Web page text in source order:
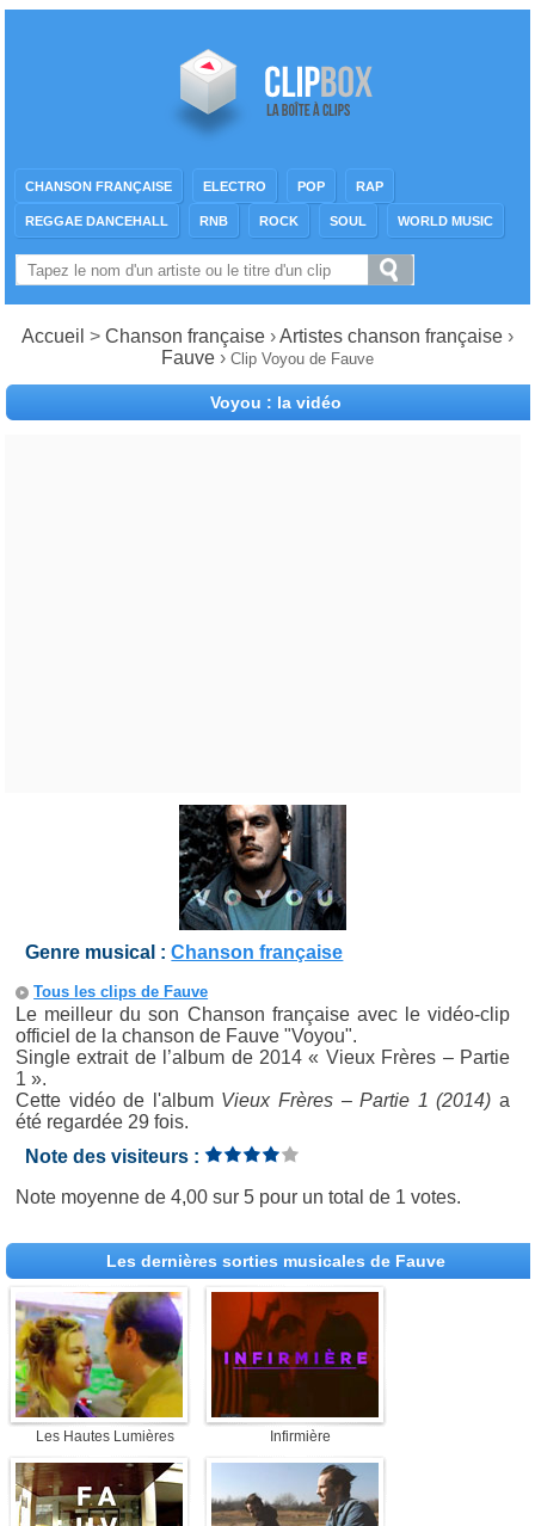
CHANSON FRANÇAISE ELECTRO POP RAP
REGGAE DANCEHALL RNB ROCK SOUL WORLD MUSIC
Accueil > Chanson française ›Artistes chanson française ›
Fauve › Clip Voyou de Fauve
Voyou : la vidéo
Genre musical :Chanson française
Tous les clips de Fauve
Le meilleur du son Chanson française avec le vidéo-clip
officiel de la chanson de Fauve "Voyou".
Single extrait de l’album de 2014 « Vieux Frères – Partie
1 ».
Cette vidéo de l'album Vieux Frères – Partie 1 (2014) a
été regardée 29 fois.
Note des visiteurs :
Note moyenne de4,00 sur5 pour un total de 1 votes.
Les dernières sorties musicales de Fauve
Les Hautes Lumières Infirmière